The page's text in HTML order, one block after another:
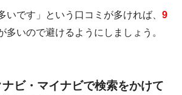
いです」という口コミが多ければ、 9
多いので避けるようにしましょう。
ビ・マイナビで検索をかけて